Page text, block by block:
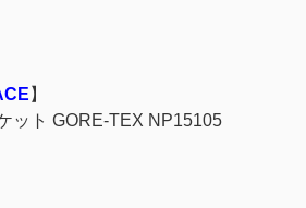
】
ット GORE-TEX NP15105